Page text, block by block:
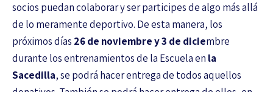
socios puedan colaborar y ser participes de algo más allá
de lo meramente deportivo. De esta manera, los
próximos días 26 de noviembre y 3 de diciembre
durante los entrenamientos de la Escuela en la
Sacedilla, se podrá hacer entrega de todos aquellos